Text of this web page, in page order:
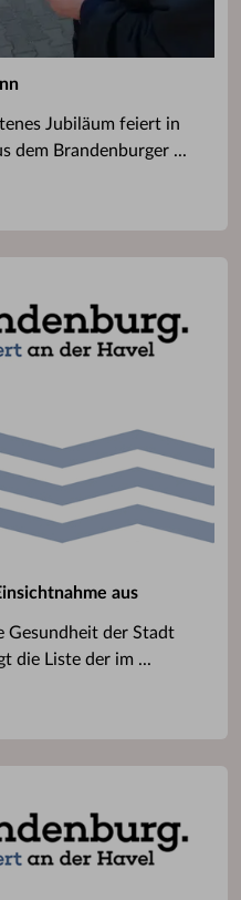
Jubiläum feiert in
dem Brandenburger ...
aus
Gesundheit der Stadt
die Liste der im ...